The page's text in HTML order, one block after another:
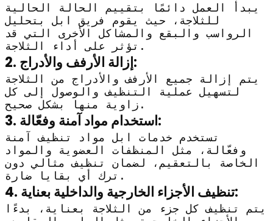
يبدأ العمل دائمًا بتقييم الحالة الحالية
للثلاجة، حيث يقوم فريق ابل بتحليل
الرواسب والبقع والمشاكل الأخرى التي قد
تؤثر على أداء الثلاجة.
2. إزالة الأرفف والأدراج:
يتم إزالة جميع الأرفف والأدراج من الثلاجة
لتسهيل عملية التنظيف والوصول إلى كل
زاوية منها بشكل صحيح.
3. استخدام مواد آمنة وفعّالة:
تستخدم خدمات ابل مواد تنظيف آمنة
وفعّالة، مثل المنظفات العضوية والمواد
الخاصة بالتعقيم، لضمان تنظيف مثالي دون
ترك أي بقايا ضارة.
4. تنظيف الأجزاء الخارجية والداخلية بعناية:
يتم تنظيف كل جزء من الثلاجة بعناية، بدءًا